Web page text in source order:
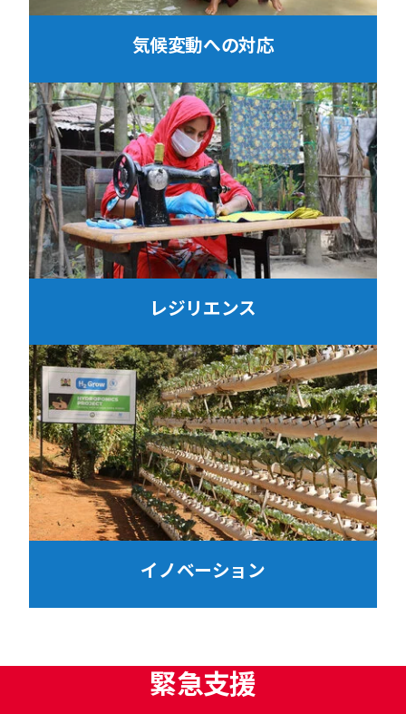
気候変動への対応
レジリエンス
イノベーション
緊急支援